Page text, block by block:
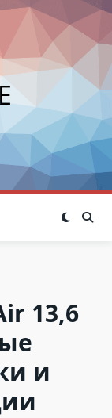
13,6
и